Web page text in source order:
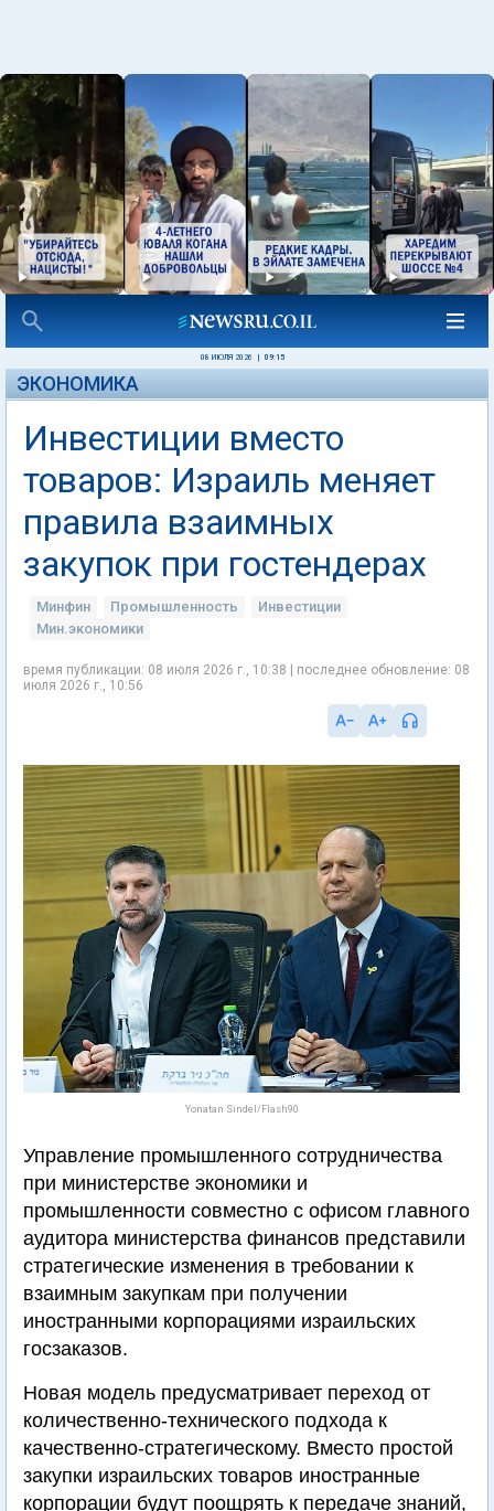
08 ИЮЛЯ 2026 09:15
ЭКОНОМИКА
Инвестиции вместо
товаров: Израиль меняет
правила взаимных
закупок при гостендерах
Минфин Промышленность
Инвестиции
Мин.экономики
время публикации: 08 июля 2026 г., 10:38 | последнее обновление: 08
июля 2026 г., 10:56
Yonatan Sindel/Flash90
Управление промышленного сотрудничества
при министерстве экономики и
промышленности совместно с офисом главного
аудитора министерства финансов представили
стратегические изменения в требовании к
взаимным закупкам при получении
иностранными корпорациями израильских
госзаказов.
Новая модель предусматривает переход от
количественно-технического подхода к
качественно-стратегическому. Вместо простой
закупки израильских товаров иностранные
корпорации будут поощрять к передаче знаний,